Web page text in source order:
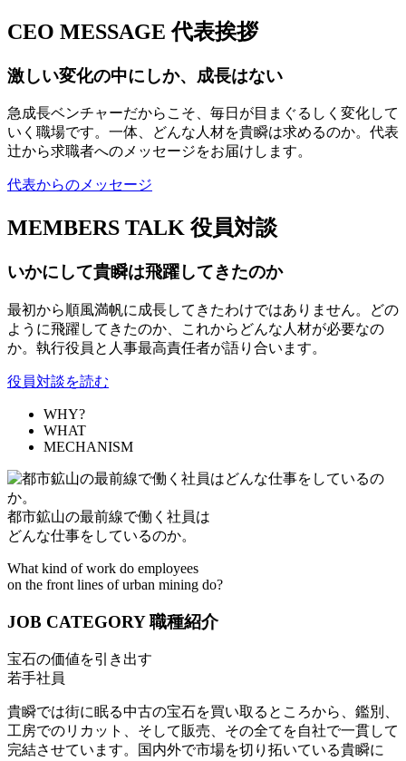
CEO MESSAGE 代表挨拶
激しい変化の中にしか、成長はない
急成長ベンチャーだからこそ、毎日が目まぐるしく変化して
いく職場です。一体、どんな人材を貴瞬は求めるのか。代表
辻から求職者へのメッセージをお届けします。
代表からのメッセージ
MEMBERS TALK 役員対談
いかにして貴瞬は飛躍してきたのか
最初から順風満帆に成長してきたわけではありません。どの
ように飛躍してきたのか、これからどんな人材が必要なの
か。執行役員と人事最高責任者が語り合います。
役員対談を読む
WHY?
WHAT
MECHANISM
都市鉱山の最前線で働く社員は
どんな仕事をしているのか。
What kind of work do employees
on the front lines of urban mining do?
JOB CATEGORY 職種紹介
宝石の価値を引き出す
若手社員
貴瞬では街に眠る中古の宝石を買い取るところから、鑑別、
工房でのリカット、そして販売、その全てを自社で一貫して
完結させています。国内外で市場を切り拓いている貴瞬に